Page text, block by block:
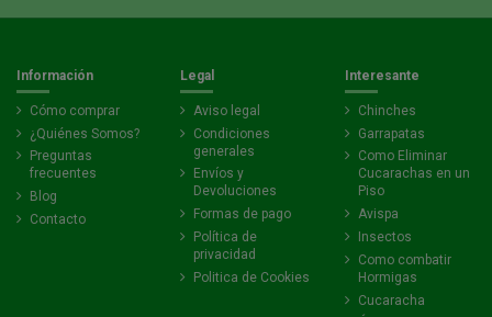
Información
Cómo comprar
¿Quiénes Somos?
Preguntas
frecuentes
Blog
Contacto
Legal
Aviso legal
Condiciones
generales
Envíos y
Devoluciones
Formas de pago
Política de
privacidad
Politica de Cookies
Interesante
Chinches
Garrapatas
Como Eliminar
Cucarachas en un
Piso
Avispa
Insectos
Como combatir
Hormigas
Cucaracha